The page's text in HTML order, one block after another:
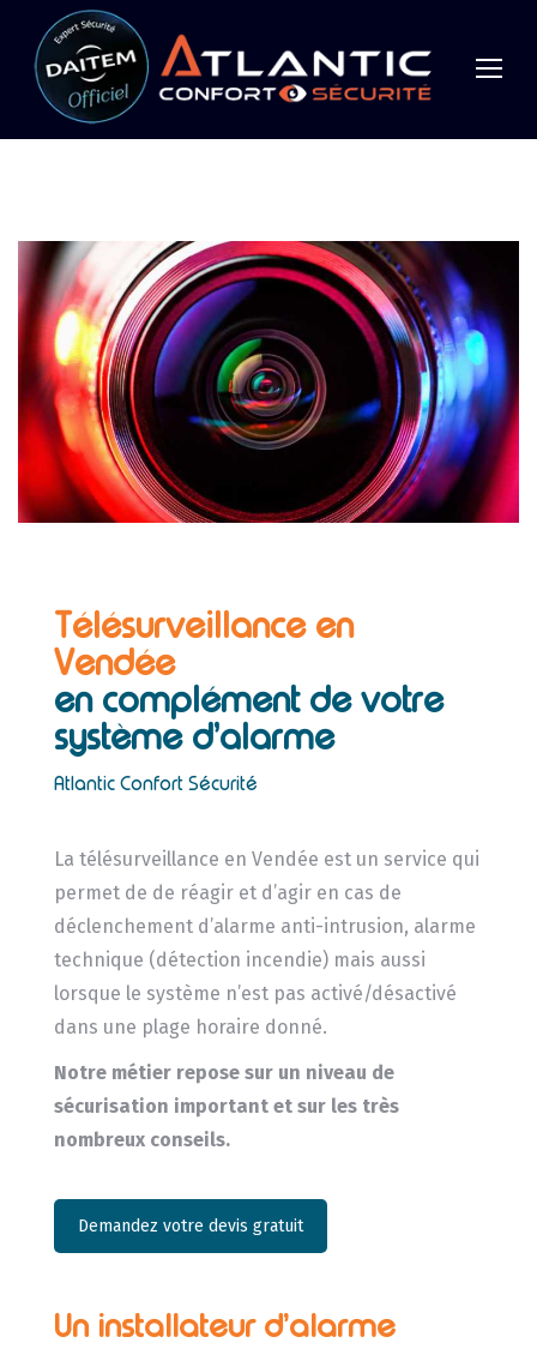
Télésurveillance en
Vendée
en complément de votre
système d’alarme
Atlantic Confort Sécurité
La télésurveillance en Vendée est un service qui
permet de de réagir et d’agir en cas de
déclenchement d’alarme anti-intrusion, alarme
technique (détection incendie) mais aussi
lorsque le système n’est pas activé/désactivé
dans une plage horaire donné.
Notre métier repose sur un niveau de
sécurisation important et sur les très
nombreux conseils.
Demandez votre devis gratuit
Un installateur d’alarme